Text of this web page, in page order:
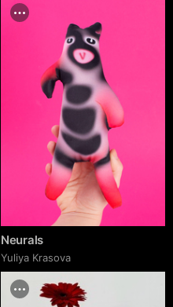
Neurals
Yuliya Krasova